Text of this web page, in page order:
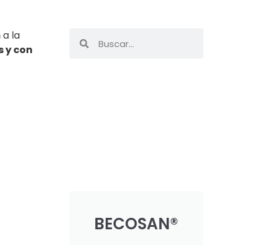
a la
y con
BECOSAN®